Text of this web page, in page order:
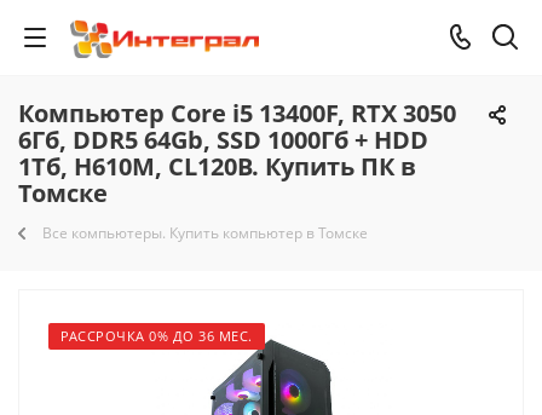
Компьютер Core i5 13400F, RTX 3050
6Гб, DDR5 64Gb, SSD 1000Гб + HDD
1Тб, H610M, CL120B. Купить ПК в
Томске
Все компьютеры. Купить компьютер в Томске
РАССРОЧКА 0% ДО 36 МЕС.